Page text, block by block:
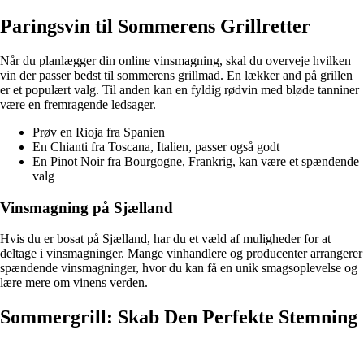
Paringsvin til Sommerens Grillretter
Når du planlægger din online vinsmagning, skal du overveje hvilken
vin der passer bedst til sommerens grillmad. En lækker and på grillen
er et populært valg. Til anden kan en fyldig rødvin med bløde tanniner
være en fremragende ledsager.
Prøv en Rioja fra Spanien
En Chianti fra Toscana, Italien, passer også godt
En Pinot Noir fra Bourgogne, Frankrig, kan være et spændende
valg
Vinsmagning på Sjælland
Hvis du er bosat på Sjælland, har du et væld af muligheder for at
deltage i vinsmagninger. Mange vinhandlere og producenter arrangerer
spændende vinsmagninger, hvor du kan få en unik smagsoplevelse og
lære mere om vinens verden.
Sommergrill: Skab Den Perfekte Stemning